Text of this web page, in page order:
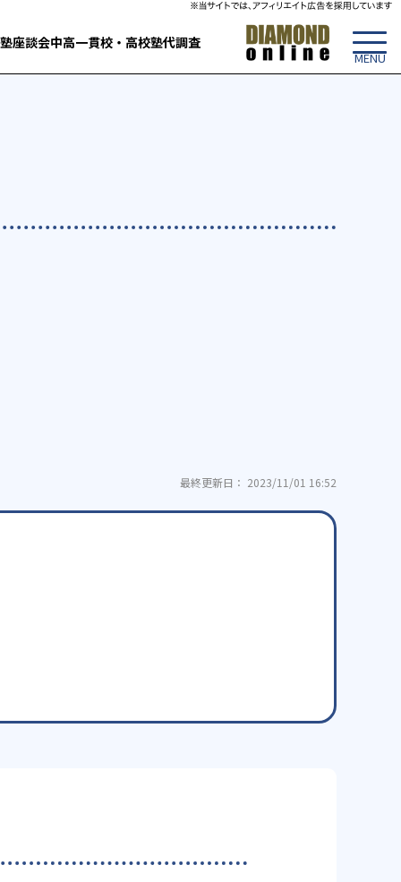
座談会中高一貫校・高校塾代調査
最終更新日： 2023/11/01 16:52